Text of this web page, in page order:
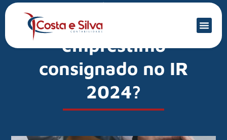
Mercado Financeiro
Como declarar
empréstimo
consignado no IR
2024?